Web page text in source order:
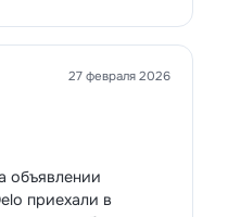
27 февраля 2026
объявлении
приехали в